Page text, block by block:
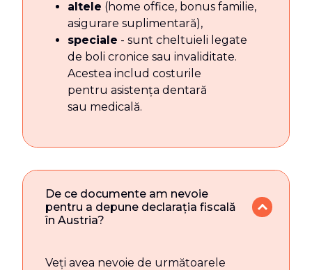
altele (home office, bonus familie,
asigurare suplimentară),
speciale - sunt cheltuieli legate
de boli cronice sau invaliditate.
Acestea includ costurile
pentru asistența dentară
sau medicală.
De ce documente am nevoie
pentru a depune declarația fiscală
în Austria?
Veți avea nevoie de următoarele